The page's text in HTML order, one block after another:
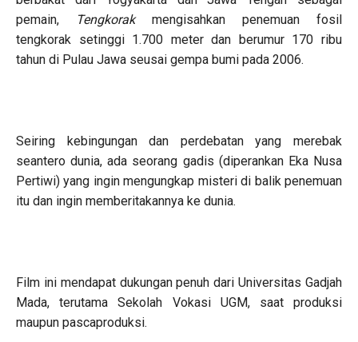
pemain,
Tengkorak mengisahkan penemuan fosil
tengkorak setinggi 1.700 meter dan berumur 170 ribu
tahun di Pulau Jawa seusai gempa bumi pada 2006.
Seiring kebingungan dan perdebatan yang merebak
seantero dunia, ada seorang gadis (diperankan Eka Nusa
Pertiwi) yang ingin mengungkap misteri di balik penemuan
itu dan ingin memberitakannya ke dunia.
Film ini mendapat dukungan penuh dari Universitas Gadjah
Mada, terutama Sekolah Vokasi UGM, saat produksi
maupun pascaproduksi.